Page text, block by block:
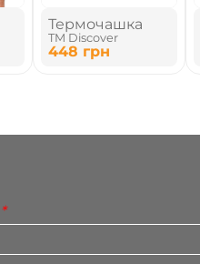
Термочашка
TM Discover
448 грн
*